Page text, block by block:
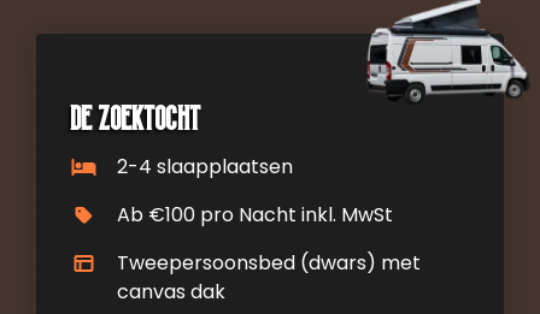
De zoektocht
2-4 slaapplaatsen
Ab €100 pro Nacht inkl. MwSt
Tweepersoonsbed (dwars) met
canvas dak